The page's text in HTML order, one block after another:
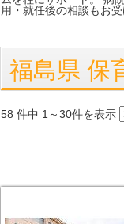
用・就任後の相談もお受
福島県 保
58 件中 1～30件を表示